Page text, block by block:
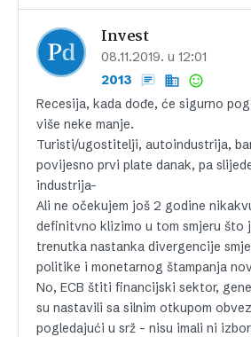
Invest
08.11.2019. u 12:01
2013
Recesija, kada dođe, će sigurno
više neke manje.
Turisti/ugostitelji, autoindustrija,
povijesno prvi plate danak, pa
industrija-
Ali ne očekujem još 2 godine
definitvno klizimo u tom smjeru što
trenutka nastanka divergencije
politike i monetarnog štampanja
No, ECB štiti financijski sektor,
su nastavili sa silnim otkupom
pogledajući u srž – nisu imali ni